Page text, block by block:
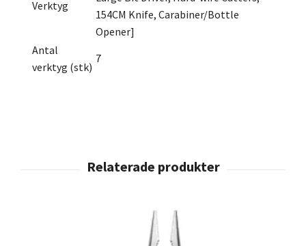
Verktyg
154CM Knife, Carabiner/Bottle
Opener]
Antal
verktyg (stk)
7